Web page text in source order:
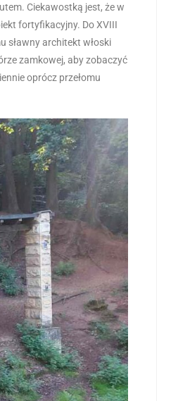
Ciekawostką jest, że w
fortyfikacyjny. Do XVIII
sławny architekt włoski
zamkowej, aby zobaczyć
oprócz przełomu